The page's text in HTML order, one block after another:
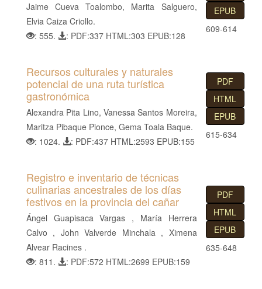
Jaime Cueva Toalombo, Marita Salguero,
Elvia Caiza Criollo.
: 555.
: PDF:337 HTML:303 EPUB:128
EPUB
609-614
Recursos culturales y naturales
potencial de una ruta turística
gastronómica
Alexandra Pita Lino, Vanessa Santos Moreira,
Maritza Pibaque Pionce, Gema Toala Baque.
: 1024.
: PDF:437 HTML:2593 EPUB:155
PDF
HTML
EPUB
615-634
Registro e inventario de técnicas
culinarias ancestrales de los días
festivos en la provincia del cañar
Ángel Guapisaca Vargas , María Herrera
Calvo , John Valverde Minchala , Ximena
Alvear Racines .
: 811.
: PDF:572 HTML:2699 EPUB:159
PDF
HTML
EPUB
635-648